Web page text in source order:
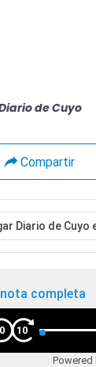
de Cuyo
Compartir
Diario de Cuyo
completa
10
Powered